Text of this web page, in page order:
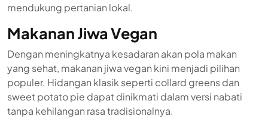
mendukung pertanian lokal.
Makanan Jiwa Vegan
Dengan meningkatnya kesadaran akan pola makan
yang sehat, makanan jiwa vegan kini menjadi pilihan
populer. Hidangan klasik seperti collard greens dan
sweet potato pie dapat dinikmati dalam versi nabati
tanpa kehilangan rasa tradisionalnya.